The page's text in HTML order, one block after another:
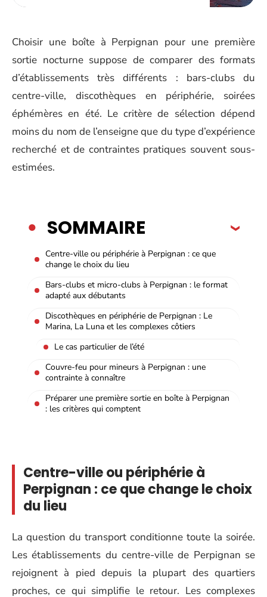
Choisir une boîte à Perpignan pour une première
sortie nocturne suppose de comparer des formats
d’établissements très différents : bars-clubs du
centre-ville, discothèques en périphérie, soirées
éphémères en été. Le critère de sélection dépend
moins du nom de l’enseigne que du type d’expérience
recherché et de contraintes pratiques souvent sous-
estimées.
SOMMAIRE
Centre-ville ou périphérie à Perpignan : ce que
change le choix du lieu
Bars-clubs et micro-clubs à Perpignan : le format
adapté aux débutants
Discothèques en périphérie de Perpignan : Le
Marina, La Luna et les complexes côtiers
Le cas particulier de l’été
Couvre-feu pour mineurs à Perpignan : une
contrainte à connaître
Préparer une première sortie en boîte à Perpignan
: les critères qui comptent
Centre-ville ou périphérie à
Perpignan : ce que change le choix
du lieu
La question du transport conditionne toute la soirée.
Les établissements du centre-ville de Perpignan se
rejoignent à pied depuis la plupart des quartiers
proches, ce qui simplifie le retour. Les complexes